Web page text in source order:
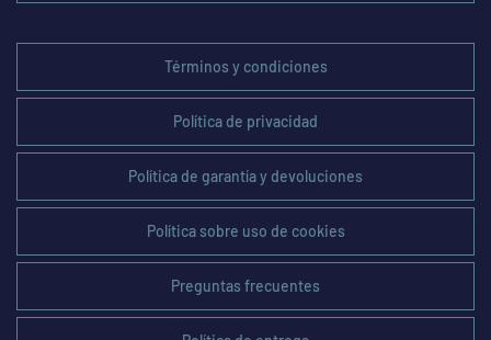
Términos y condiciones
Política de privacidad
Política de garantía y devoluciones
Política sobre uso de cookies
Preguntas frecuentes